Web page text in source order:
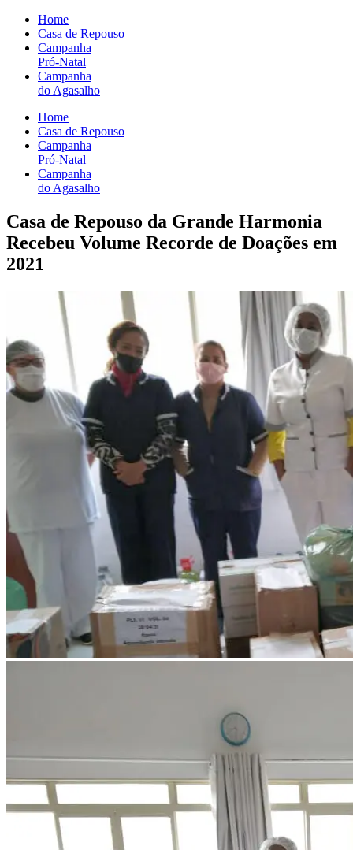
Home
Casa de Repouso
Campanha
Pró-Natal
Campanha
do Agasalho
Home
Casa de Repouso
Campanha
Pró-Natal
Campanha
do Agasalho
Casa de Repouso da Grande Harmonia
Recebeu Volume Recorde de Doações em
2021